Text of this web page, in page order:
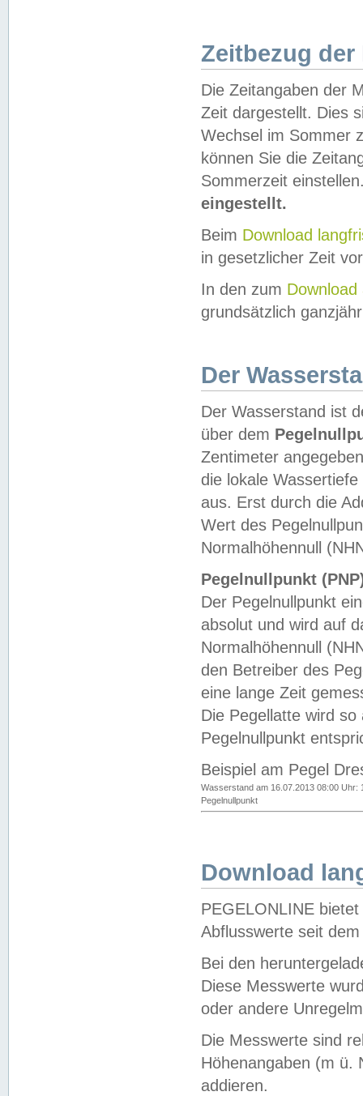
Zeitbezug der
Die Zeitangaben der
Zeit dargestellt. Dies
Wechsel im Sommer
können Sie die
Sommerzeit
eingestellt.
Beim Download
in gesetzlicher Zeit
In den zum Download
grundsätzlich
Der
Der Wasserstand ist
über dem
Zentimeter
die lokale
aus. Erst durch die
Wert des
Normalhöhennull
Pegelnullpunkt
Der Pegelnullpunkt
absolut und wird auf
Normalhöhennull
den Betreiber des
eine lange Zeit
Die Pegellatte wird
Pegelnullpunkt
Beispiel am Pegel
Wasserstand am 16.07.2013 08:00 Uhr:
Pegelnullpunkt
Download
PEGELONLINE
Abflusswerte seit
Bei den
Diese Messwerte
oder andere
Die Messwerte sind
Höhenangaben (m ü.
addieren.